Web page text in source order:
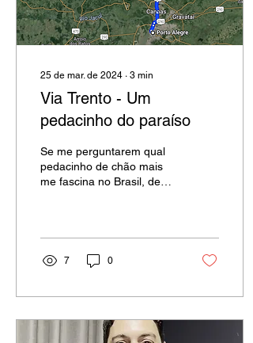
25 de mar. de 2024 ∙ 3 min
Via Trento - Um
pedacinho do paraíso
Se me perguntarem qual
pedacinho de chão mais
me fascina no Brasil, de
7 0